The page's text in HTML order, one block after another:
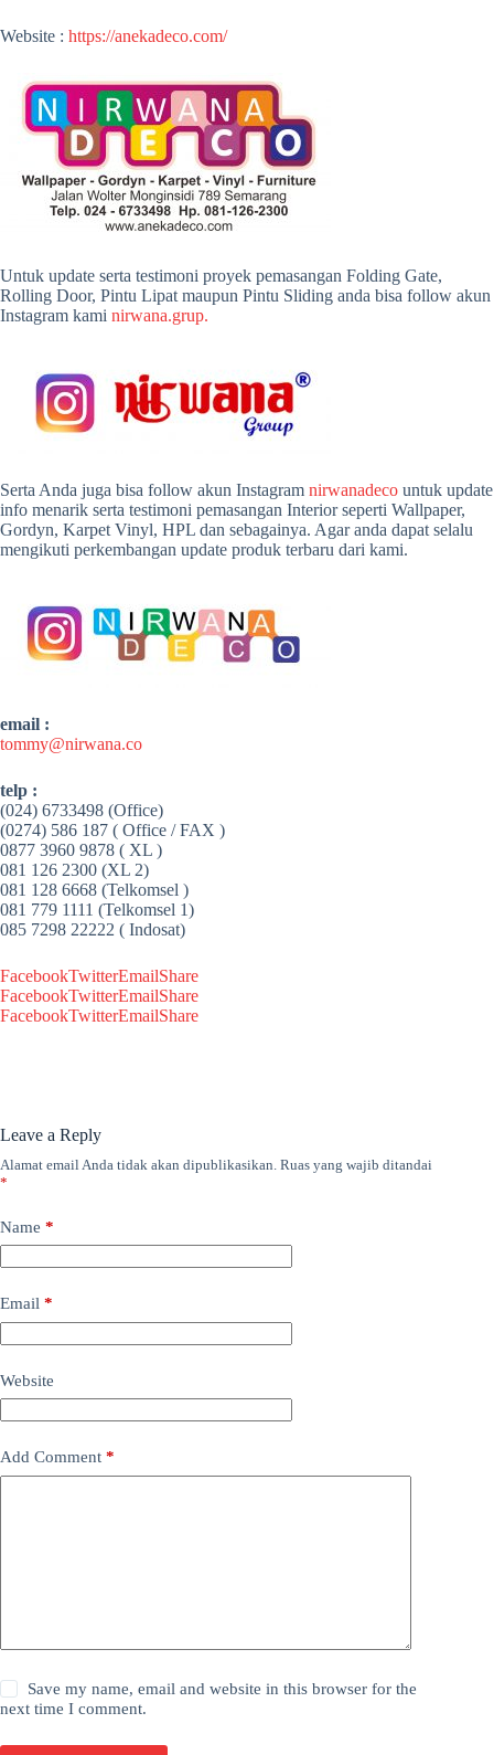
Website : https://anekadeco.com/
Untuk update serta testimoni proyek pemasangan Folding Gate,
Rolling Door, Pintu Lipat maupun Pintu Sliding anda bisa follow akun
Instagram kami nirwana.grup.
Serta Anda juga bisa follow akun Instagram nirwanadeco untuk update
info menarik serta testimoni pemasangan Interior seperti Wallpaper,
Gordyn, Karpet Vinyl, HPL dan sebagainya. Agar anda dapat selalu
mengikuti perkembangan update produk terbaru dari kami.
email :
tommy@nirwana.co
telp :
(024) 6733498 (Office)
(0274) 586 187 ( Office / FAX )
0877 3960 9878 ( XL )
081 126 2300 (XL 2)
081 128 6668 (Telkomsel )
081 779 1111 (Telkomsel 1)
085 7298 22222 ( Indosat)
FacebookTwitterEmailShare
FacebookTwitterEmailShare
FacebookTwitterEmailShare
Leave a Reply
Alamat email Anda tidak akan dipublikasikan. Ruas yang wajib ditandai
*
Name *
Email *
Website
Add Comment *
Save my name, email and website in this browser for the
next time I comment.